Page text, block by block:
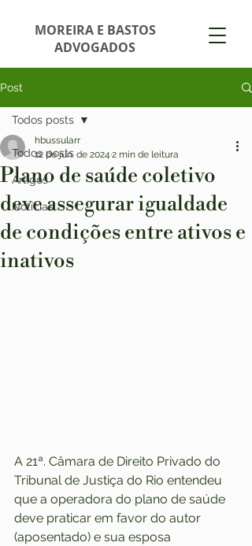
MOREIRA E BASTOS
ADVOGADOS
Post
Todos posts
Artigos
Notícias
Todos posts
Plano de saúde coletivo
deve assegurar igualdade
de condições entre ativos e
inativos
hbussularr
12 de jun. de 2024 2 min de leitura
A 21ª. Câmara de Direito Privado do
Tribunal de Justiça do Rio entendeu
que a operadora do plano de saúde
deve praticar em favor do autor
(aposentado) e sua esposa